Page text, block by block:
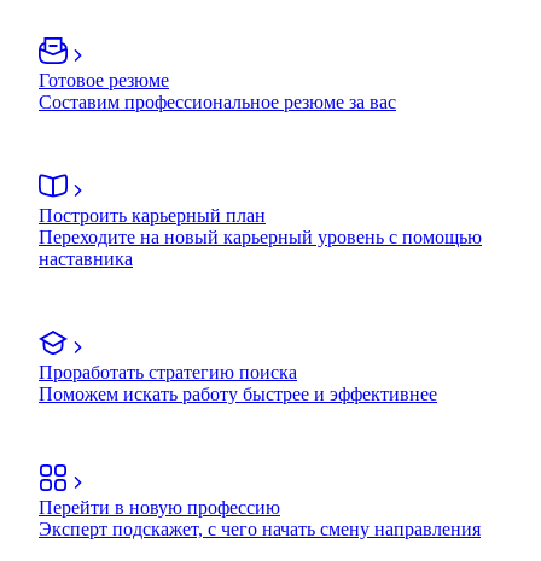
Готовое резюме
Составим профессиональное резюме за вас
Построить карьерный план
Переходите на новый карьерный уровень с помощью
наставника
Проработать стратегию поиска
Поможем искать работу быстрее и эффективнее
Перейти в новую профессию
Эксперт подскажет, с чего начать смену направления